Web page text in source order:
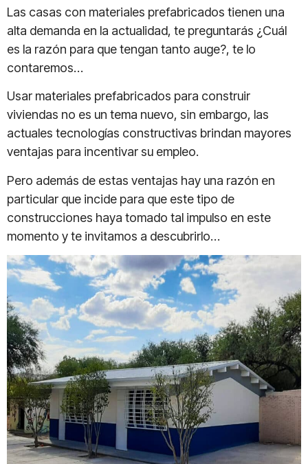
Las casas con materiales prefabricados tienen una
alta demanda en la actualidad, te preguntarás ¿Cuál
es la razón para que tengan tanto auge?, te lo
contaremos…
Usar materiales prefabricados para construir
viviendas no es un tema nuevo, sin embargo, las
actuales tecnologías constructivas brindan mayores
ventajas para incentivar su empleo.
Pero además de estas ventajas hay una razón en
particular que incide para que este tipo de
construcciones haya tomado tal impulso en este
momento y te invitamos a descubrirlo…